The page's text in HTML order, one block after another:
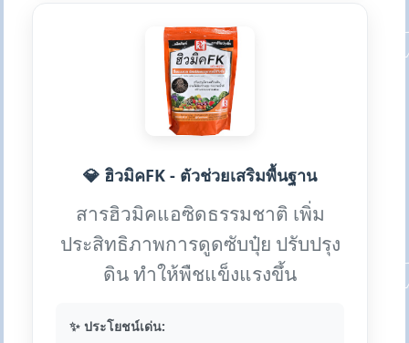
💎 ฮิวมิคFK - ตัวช่วยเสริมพื้นฐาน
สารฮิวมิคแอซิดธรรมชาติ เพิ่ม
ประสิทธิภาพการดูดซับปุ๋ย ปรับปรุง
ดิน ทำให้พืชแข็งแรงขึ้น
✨ ประโยชน์เด่น: